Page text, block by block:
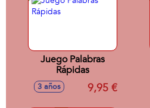
Juego Palabras
Rápidas
3 años 9,95 €